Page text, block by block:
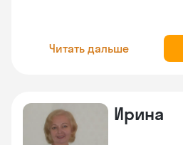
Читать дальше
Ирина